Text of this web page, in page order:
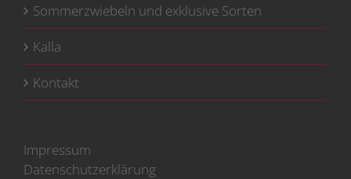
Sommerzwiebeln und exklusive Sorten
Kalla
Kontakt
Impressum
Datenschutzerklärung